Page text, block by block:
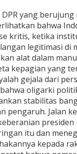
yang berujung
bahwa
kritis, ketika
legitimasi di
alat dalam
kepagian yang
gejala dari
oligarki
stabilitas
pengaruh. Jalan
itu dan
kepada